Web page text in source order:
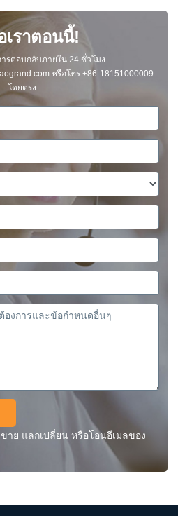
ราตอนนี้!
รตอบกลับภายใน 24 ชั่วโมง
หรือโทร +86-18151000009
โดยตรง
าย แลกเปลี่ยน หรือโอนอีเมลของ